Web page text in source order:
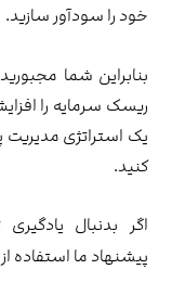
خود را سودآور سازید.
بنابراین شما
ریسک سرمایه را
یک استراتژی مدیریت
کنید.
اگر بدنبال
پیشنهاد ما استفاده از